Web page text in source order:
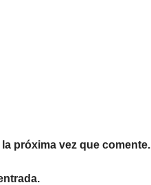
próxima vez que comente.